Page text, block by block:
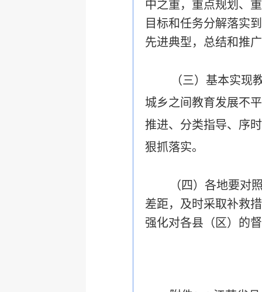
中之重，重点规划、
目标和任务分解落实
先进典型，总结和推
（三）基本实现
城乡之间教育发展不
推进、分类指导、序
狠抓落实。
（四）各地要对
差距，及时采取补救
强化对各县（区）的